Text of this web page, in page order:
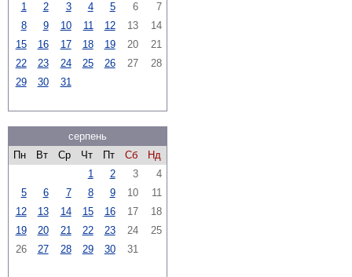
1
2 3 4 5 6
7
8
9 10 11 12 13
14
15
16 17 18 19 20
21
22
23 24 25 26 27
28
29
30 31
серпень
Пн
Вт Ср Чт Пт Сб
Нд
1
2 3
4
5
6 7 8 9 10
11
12
13 14 15 16 17
18
19
20 21 22 23 24
25
26
27 28 29 30 31